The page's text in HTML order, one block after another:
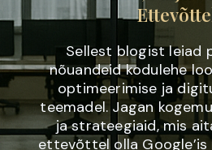
Sellest blogist leiad
nõuandeid kodulehe
optimeerimise ja
teemadel. Jagan
ja strateegiaid, mis
ettevõttel olla Google’is